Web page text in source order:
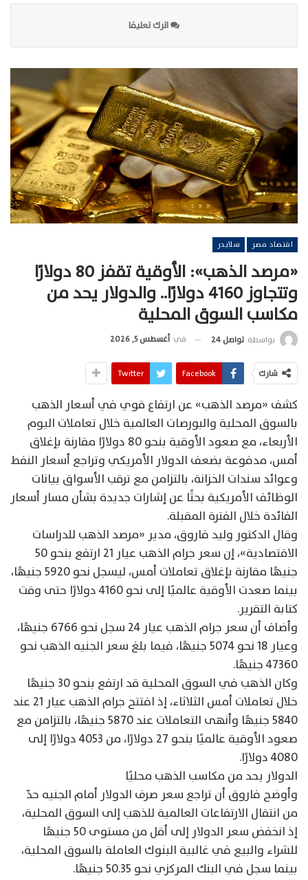
اترك تعليقا
اقتصاد مصر سلايدر
«مرصد الذهب»: الأوقية تقفز 80 دولارًا
وتتجاوز 4160 دولارًا.. والدولار يحد من
مكاسب السوق المحلية
بواسطة تواصل 24 في أغسطس 5, 2026
شارك Facebook
Twitter
كشف «مرصد الذهب» عن ارتفاع قوي في أسعار الذهب
بالسوق المحلية والبورصات العالمية خلال تعاملات اليوم
الأربعاء، مع صعود الأوقية بنحو 80 دولارًا مقارنة بإغلاق
أمس، مدفوعة بضعف الدولار الأمريكي وتراجع أسعار النفط
وعوائد سندات الخزانة، بالتزامن مع ترقب الأسواق بيانات
الوظائف الأمريكية بحثًا عن إشارات جديدة بشأن مسار أسعار
الفائدة خلال الفترة المقبلة.
وقال الدكتور وليد فاروق، مدير «مرصد الذهب للدراسات
الاقتصادية»، إن سعر جرام الذهب عيار 21 ارتفع بنحو 50
جنيهًا مقارنة بإغلاق تعاملات أمس، ليسجل نحو 5920 جنيهًا،
بينما صعدت الأوقية عالميًا إلى نحو 4160 دولارًا حتى وقت
كتابة التقرير.
وأضاف أن سعر جرام الذهب عيار 24 سجل نحو 6766 جنيهًا،
وعيار 18 نحو 5074 جنيهًا، فيما بلغ سعر الجنيه الذهب نحو
47360 جنيهًا.
وكان الذهب في السوق المحلية قد ارتفع بنحو 30 جنيهًا
خلال تعاملات أمس الثلاثاء، إذ افتتح جرام الذهب عيار 21 عند
5840 جنيهًا وأنهى التعاملات عند 5870 جنيهًا، بالتزامن مع
صعود الأوقية عالميًا بنحو 27 دولارًا، من 4053 دولارًا إلى
4080 دولارًا.
الدولار يحد من مكاسب الذهب محليًا
وأوضح فاروق أن تراجع سعر صرف الدولار أمام الجنيه حدّ
من انتقال الارتفاعات العالمية للذهب إلى السوق المحلية،
إذ انخفض سعر الدولار إلى أقل من مستوى 50 جنيهًا
للشراء والبيع في غالبية البنوك العاملة بالسوق المحلية،
بينما سجل في البنك المركزي نحو 50.35 جنيهًا.